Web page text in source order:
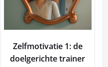
Zelfmotivatie 1: de
doelgerichte trainer